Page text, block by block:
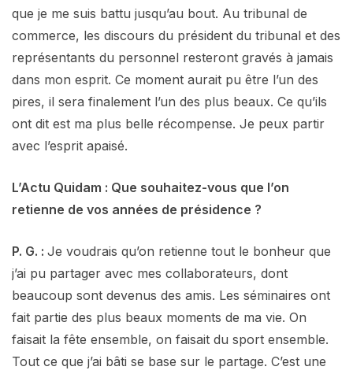
que je me suis battu jusqu’au bout. Au tribunal de
commerce, les discours du président du tribunal et des
représentants du personnel resteront gravés à jamais
dans mon esprit. Ce moment aurait pu être l’un des
pires, il sera finalement l’un des plus beaux. Ce qu’ils
ont dit est ma plus belle récompense. Je peux partir
avec l’esprit apaisé.
L’Actu Quidam : Que souhaitez-vous que l’on
retienne de vos années de présidence ?
P. G. : Je voudrais qu’on retienne tout le bonheur que
j’ai pu partager avec mes collaborateurs, dont
beaucoup sont devenus des amis. Les séminaires ont
fait partie des plus beaux moments de ma vie. On
faisait la fête ensemble, on faisait du sport ensemble.
Tout ce que j’ai bâti se base sur le partage. C’est une